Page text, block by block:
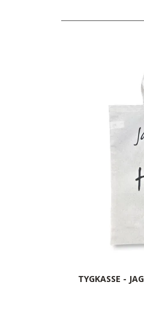
TYGKASSE -